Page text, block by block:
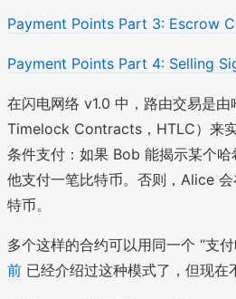
Payment Points Part 3: Escrow
Payment Points Part 4: Selling
在闪电网络 v1.0 中，路由交易是
Timelock Contracts，HTLC）来
条件支付：如果 Bob 能揭示某个
他支付一笔比特币。否则，Alice
特币。
多个这样的合约可以用同一个 “支
前 已经介绍过这种模式了，但现在